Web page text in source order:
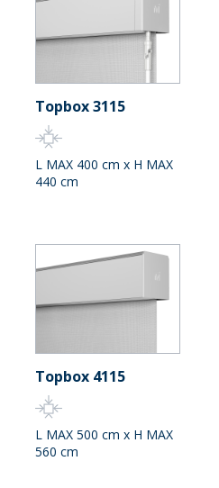
Topbox 3115
L MAX 400 cm x H MAX
440 cm
Topbox 4115
L MAX 500 cm x H MAX
560 cm